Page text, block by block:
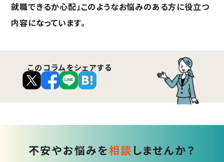
就職できるか心配」このようなお悩みのある方に役立つ
内容になっています。
このコラムをシェアする
不安やお悩みを相談 しませんか？